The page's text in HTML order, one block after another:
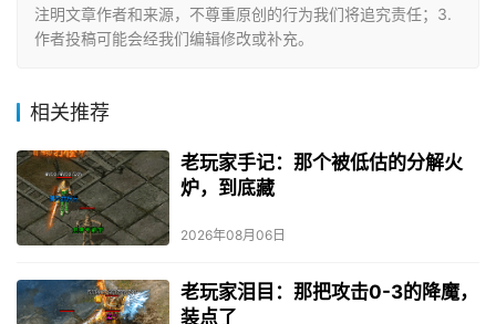
注明文章作者和来源，不尊重原创的行为我们将追究责任；3.
作者投稿可能会经我们编辑修改或补充。
相关推荐
老玩家手记：那个被低估的分解火
炉，到底藏
2026年08月06日
老玩家泪目：那把攻击0-3的降魔，
装点了